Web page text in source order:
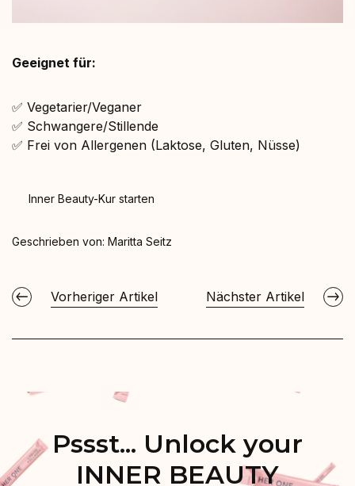
Geeignet für:
✅ Vegetarier/Veganer
✅ Schwangere/Stillende
✅ Frei von Allergenen (Laktose, Gluten, Nüsse)
Inner Beauty-Kur starten
Geschrieben von: Maritta Seitz
Vorheriger Artikel Nächster Artikel
Pssst... Unlock your
INNER BEAUTY